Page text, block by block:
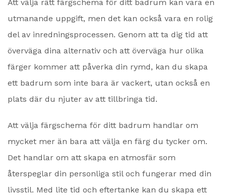
Att välja rätt färgschema för ditt badrum kan vara en
utmanande uppgift, men det kan också vara en rolig
del av inredningsprocessen. Genom att ta dig tid att
överväga dina alternativ och att överväga hur olika
färger kommer att påverka din rymd, kan du skapa
ett badrum som inte bara är vackert, utan också en
plats där du njuter av att tillbringa tid.
Att välja färgschema för ditt badrum handlar om
mycket mer än bara att välja en färg du tycker om.
Det handlar om att skapa en atmosfär som
återspeglar din personliga stil och fungerar med din
livsstil. Med lite tid och eftertanke kan du skapa ett